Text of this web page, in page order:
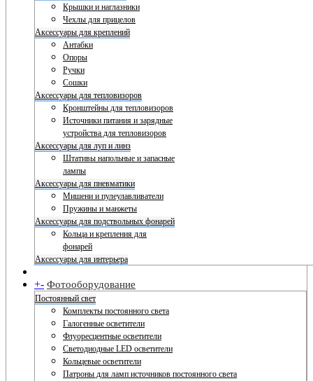
Крышки и наглазники
Чехлы для прицелов
Аксессуары для креплений
Антабки
Опоры
Ручки
Сошки
Аксессуары для тепловизоров
Кронштейны для тепловизоров
Источники питания и зарядные
устройства для тепловизоров
Аксессуары для луп и линз
Штативы напольные и запасные
лампы
Аксессуары для пневматики
Мишени и пулеулавливатели
Пружины и манжеты
Аксессуары для подствольных фонарей
Кольца и крепления для
фонарей
Аксессуары для интерьера
+- Фотооборудование
Постоянный свет
Комплекты постоянного света
Галогенные осветители
Флуоресцентные осветители
Светодиодные LED осветители
Кольцевые осветители
Патроны для ламп источников постоянного света